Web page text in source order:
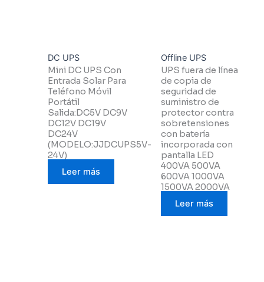
DC UPS
Mini DC UPS Con
Entrada Solar Para
Teléfono Móvil
Portátil
Salida:DC5V DC9V
DC12V DC19V
DC24V
(MODELO:JJDCUPS5V-
24V)
Leer más
Offline UPS
UPS fuera de línea
de copia de
seguridad de
suministro de
protector contra
sobretensiones
con batería
incorporada con
pantalla LED
400VA 500VA
600VA 1000VA
1500VA 2000VA
Leer más